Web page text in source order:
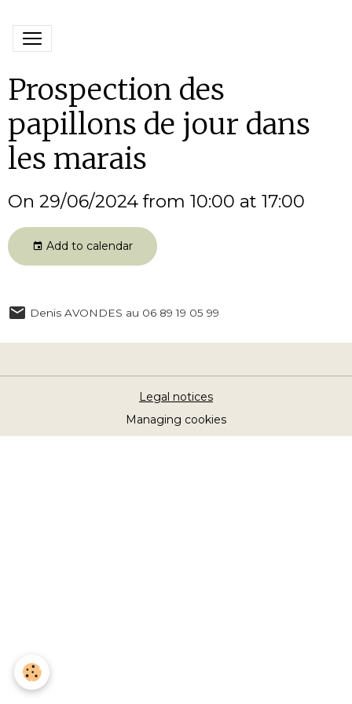
Prospection des
papillons de jour dans
les marais
On 29/06/2024 from 10:00 at 17:00
Add to calendar
Denis AVONDES au 06 89 19 05 99
Legal notices
Managing cookies